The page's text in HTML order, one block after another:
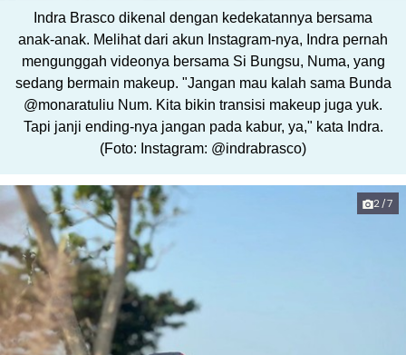
Indra Brasco dikenal dengan kedekatannya bersama
anak-anak. Melihat dari akun Instagram-nya, Indra pernah
mengunggah videonya bersama Si Bungsu, Numa, yang
sedang bermain makeup. "Jangan mau kalah sama Bunda
@monaratuliu Num. Kita bikin transisi makeup juga yuk.
Tapi janji ending-nya jangan pada kabur, ya," kata Indra.
(Foto: Instagram: @indrabrasco)
2/7